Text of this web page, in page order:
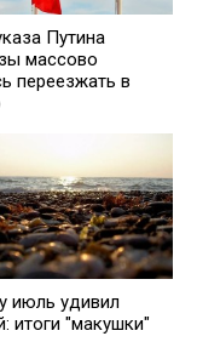
Путина
массово
переезжать в
июль удивил
итоги "макушки"